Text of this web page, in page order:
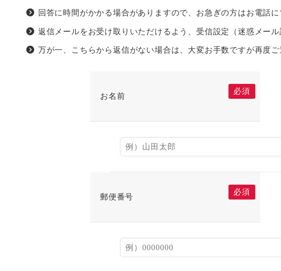
回答に時間がかかる場合がありますので、お急ぎの方はお電話に
返信メールをお受け取りいただけるよう、受信設定（迷惑メール
万が一、こちらから返信がない場合は、大変お手数ですが再度ご
お名前
必須
郵便番号
必須